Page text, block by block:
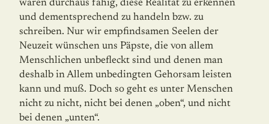
waren durchaus fähig, diese Realität zu erkennen
und dementsprechend zu handeln bzw. zu
schreiben. Nur wir empfindsamen Seelen der
Neuzeit wünschen uns Päpste, die von allem
Menschlichen unbefleckt sind und denen man
deshalb in Allem unbedingten Gehorsam leisten
kann und muß. Doch so geht es unter Menschen
nicht zu nicht, nicht bei denen „oben“, und nicht
bei denen „unten“.